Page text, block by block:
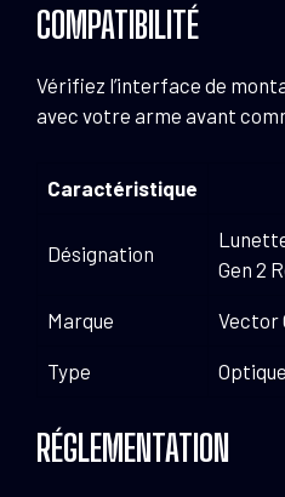
COMPATIBILITÉ
Vérifiez l’interface de
avec votre arme avant
Caractéristique
Désignation
Gen 2
Marque Vector
Type
RÉGLEMENTATION